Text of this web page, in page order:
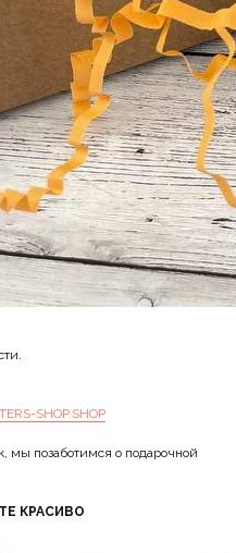
SHOP.SHOP
мы позаботимся о подарочной
КРАСИВО